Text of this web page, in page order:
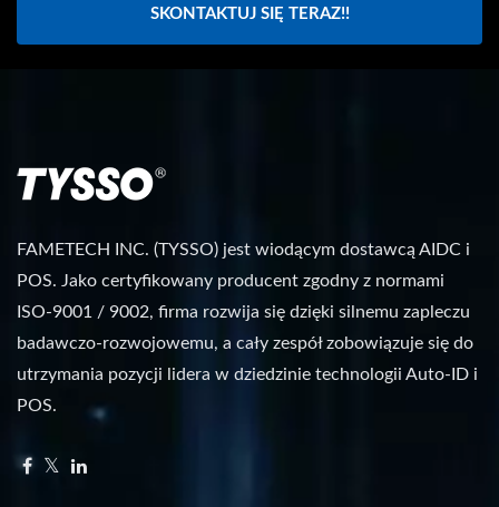
SKONTAKTUJ SIĘ TERAZ!!
FAMETECH INC. (TYSSO) jest wiodącym dostawcą AIDC i
POS. Jako certyfikowany producent zgodny z normami
ISO-9001 / 9002, firma rozwija się dzięki silnemu zapleczu
badawczo-rozwojowemu, a cały zespół zobowiązuje się do
utrzymania pozycji lidera w dziedzinie technologii Auto-ID i
POS.